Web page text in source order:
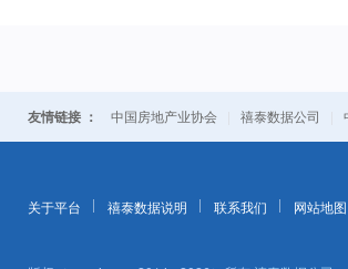
友情链接 ： 中国房地产业协会 禧泰数据公司
关于平台 禧泰数据说明 联系我们 网站地图